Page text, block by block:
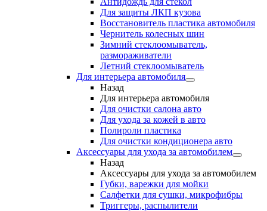
Для защиты ЛКП кузова
Восстановитель пластика автомобиля
Чернитель колесных шин
Зимний стеклоомыватель,
размораживатели
Летний стеклоомыватель
Для интерьера автомобиля
Назад
Для интерьера автомобиля
Для очистки салона авто
Для ухода за кожей в авто
Полироли пластика
Для очистки кондиционера авто
Аксессуары для ухода за автомобилем
Назад
Аксессуары для ухода за автомобилем
Губки, варежки для мойки
Салфетки для сушки, микрофибры
Триггеры, распылители